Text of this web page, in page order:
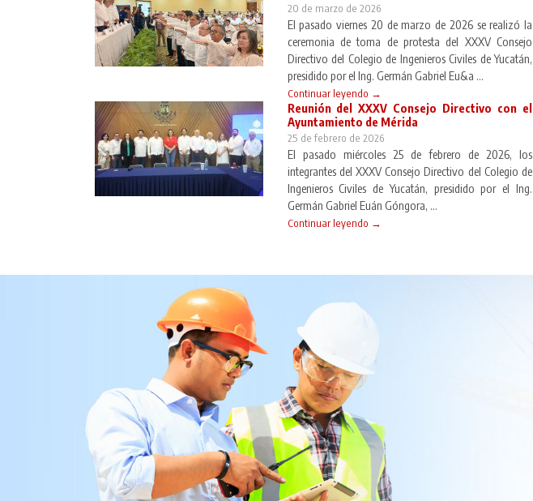
20 de marzo de 2026
El pasado viernes 20 de marzo de 2026 se realizó la
ceremonia de toma de protesta del XXXV Consejo
Directivo del Colegio de Ingenieros Civiles de Yucatán,
presidido por el Ing. Germán Gabriel Eu&a ...
Continuar leyendo →
Reunión del XXXV Consejo Directivo con el
Ayuntamiento de Mérida
25 de febrero de 2026
El pasado miércoles 25 de febrero de 2026, los
integrantes del XXXV Consejo Directivo del Colegio de
Ingenieros Civiles de Yucatán, presidido por el Ing.
Germán Gabriel Euán Góngora, ...
Continuar leyendo →